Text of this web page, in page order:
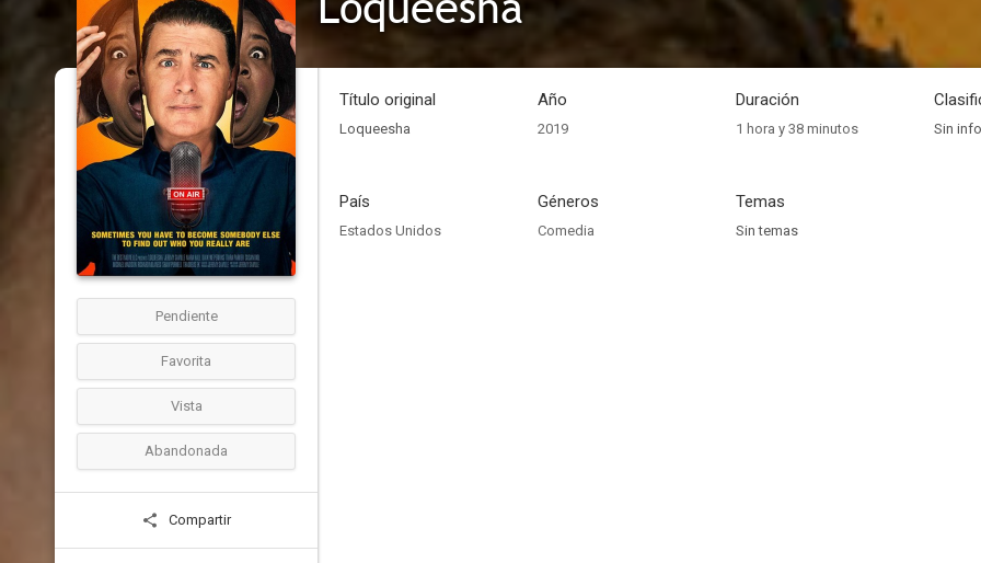
Pendiente
Favorita
Vista
Abandonada
Compartir
Título original
Loqueesha
Año
2019
Duración
1 hora y 38 minutos Sin
País
Estados Unidos
Géneros
Comedia
Temas
Sin temas